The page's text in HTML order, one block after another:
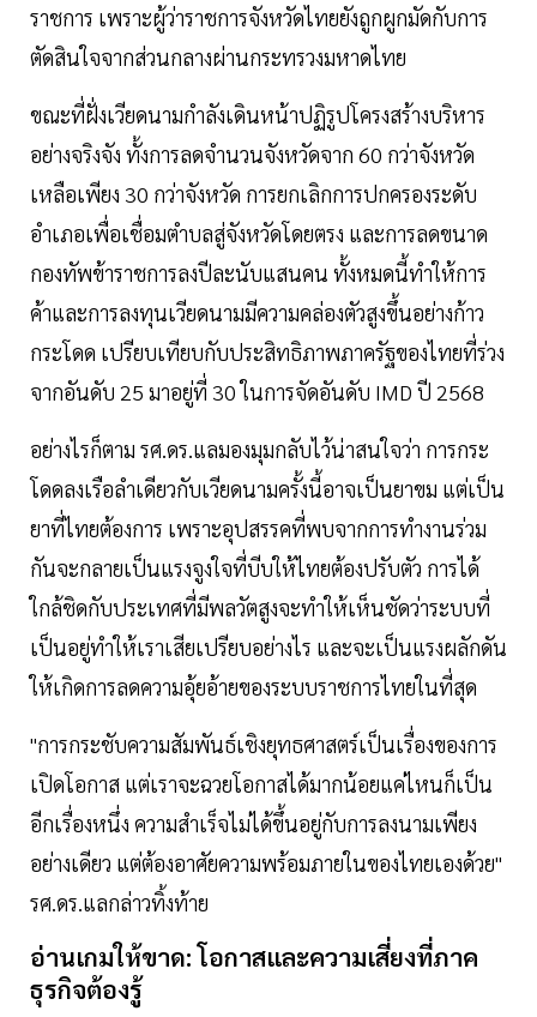
ราชการ เพราะผู้ว่าราชการจังหวัดไทยยังถูกผูกมัดกับการ
ตัดสินใจจากส่วนกลางผ่านกระทรวงมหาดไทย
ขณะที่ฝั่งเวียดนามกำลังเดินหน้าปฏิรูปโครงสร้างบริหาร
อย่างจริงจัง ทั้งการลดจำนวนจังหวัดจาก 60 กว่าจังหวัด
เหลือเพียง 30 กว่าจังหวัด การยกเลิกการปกครองระดับ
อำเภอเพื่อเชื่อมตำบลสู่จังหวัดโดยตรง และการลดขนาด
กองทัพข้าราชการลงปีละนับแสนคน ทั้งหมดนี้ทำให้การ
ค้าและการลงทุนเวียดนามมีความคล่องตัวสูงขึ้นอย่างก้าว
กระโดด เปรียบเทียบกับประสิทธิภาพภาครัฐของไทยที่ร่วง
จากอันดับ 25 มาอยู่ที่ 30 ในการจัดอันดับ IMD ปี 2568
อย่างไรก็ตาม รศ.ดร.แลมองมุมกลับไว้น่าสนใจว่า การกระ
โดดลงเรือลำเดียวกับเวียดนามครั้งนี้อาจเป็นยาขม แต่เป็น
ยาที่ไทยต้องการ เพราะอุปสรรคที่พบจากการทำงานร่วม
กันจะกลายเป็นแรงจูงใจที่บีบให้ไทยต้องปรับตัว การได้
ใกล้ชิดกับประเทศที่มีพลวัตสูงจะทำให้เห็นชัดว่าระบบที่
เป็นอยู่ทำให้เราเสียเปรียบอย่างไร และจะเป็นแรงผลักดัน
ให้เกิดการลดความอุ้ยอ้ายของระบบราชการไทยในที่สุด
"การกระชับความสัมพันธ์เชิงยุทธศาสตร์เป็นเรื่องของการ
เปิดโอกาส แต่เราจะฉวยโอกาสได้มากน้อยแค่ไหนก็เป็น
อีกเรื่องหนึ่ง ความสำเร็จไม่ได้ขึ้นอยู่กับการลงนามเพียง
อย่างเดียว แต่ต้องอาศัยความพร้อมภายในของไทยเองด้วย"
รศ.ดร.แลกล่าวทิ้งท้าย
อ่านเกมให้ขาด: โอกาสและความเสี่ยงที่ภาค
ธุรกิจต้องรู้